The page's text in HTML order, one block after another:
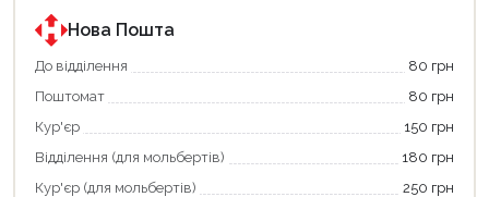
державною
програмою
єКнига.
Використовуйте
карту
щоб
зекономити
та
отримати
державною
програмою
«Національний
кешбек».
покупку
«Національний
кешбек»
та
отримуйте
Нова Пошта
До відділення
80 грн
Поштомат
80 грн
Кур'єр
150 грн
Відділення (для мольбертів)
180 грн
Кур'єр (для мольбертів)
250 грн